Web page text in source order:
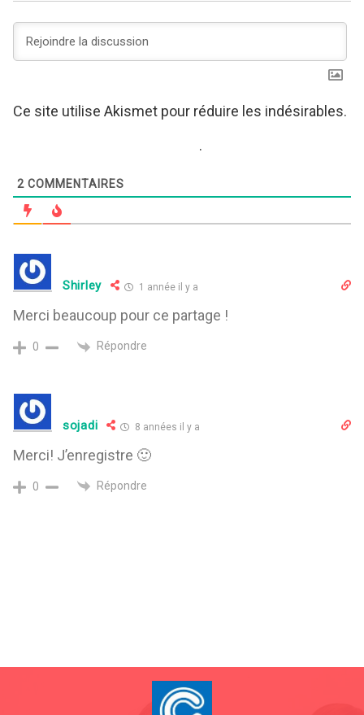
Ce site utilise Akismet pour réduire les indésirables.
.
2 COMMENTAIRES
Shirley 1 année il y a
Merci beaucoup pour ce partage !
0 Répondre
sojadi 8 années il y a
Merci! J’enregistre 🙂
0 Répondre